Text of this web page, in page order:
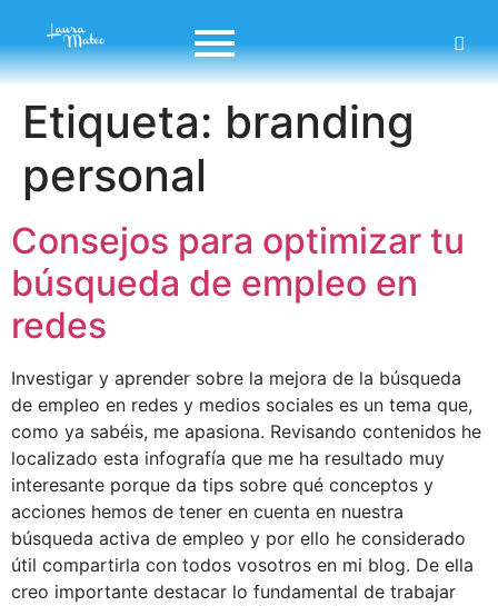
Etiqueta: branding
personal
Consejos para optimizar tu
búsqueda de empleo en
redes
Investigar y aprender sobre la mejora de la búsqueda
de empleo en redes y medios sociales es un tema que,
como ya sabéis, me apasiona. Revisando contenidos he
localizado esta infografía que me ha resultado muy
interesante porque da tips sobre qué conceptos y
acciones hemos de tener en cuenta en nuestra
búsqueda activa de empleo y por ello he considerado
útil compartirla con todos vosotros en mi blog. De ella
creo importante destacar lo fundamental de trabajar